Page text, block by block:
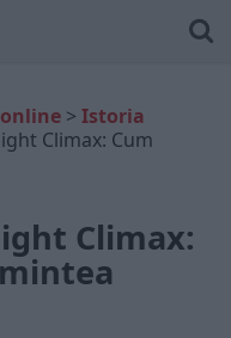
> Istoria
Climax: Cum
Climax: